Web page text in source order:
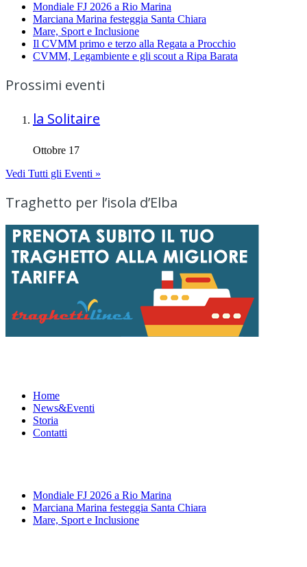
Mondiale FJ 2026 a Rio Marina
Marciana Marina festeggia Santa Chiara
Mare, Sport e Inclusione
Il CVMM primo e terzo alla Regata a Procchio
CVMM, Legambiente e gli scout a Ripa Barata
Prossimi eventi
la Solitaire
Ottobre 17
Vedi Tutti gli Eventi »
Traghetto per l’isola d’Elba
Home
News&Eventi
Storia
Contatti
Mondiale FJ 2026 a Rio Marina
Marciana Marina festeggia Santa Chiara
Mare, Sport e Inclusione